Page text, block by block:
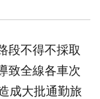
段不得不採取
致全線各車次
成大批通勤旅